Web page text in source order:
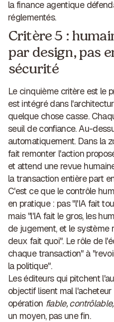
la finance agentique
réglementés.
Critère 5 :
par design, pas
sécurité
Le cinquième critère est le
est intégré dans
quelque chose casse.
seuil de confiance. Au-
automatiquement. Dans la
fait remonter l'action
et attend une revue
la transaction entière part
C'est ce que le contrôle
en pratique : pas "l'IA fait
mais "l'IA fait le gros, les
de jugement, et le système
deux fait quoi". Le rôle de
chaque transaction" à
la politique".
Les éditeurs qui pitchent
objectif lisent mal
opération fiable,
un moyen, pas une fin.